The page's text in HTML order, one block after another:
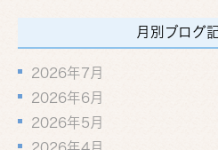
月別ブログ
2026年7月
2026年6月
2026年5月